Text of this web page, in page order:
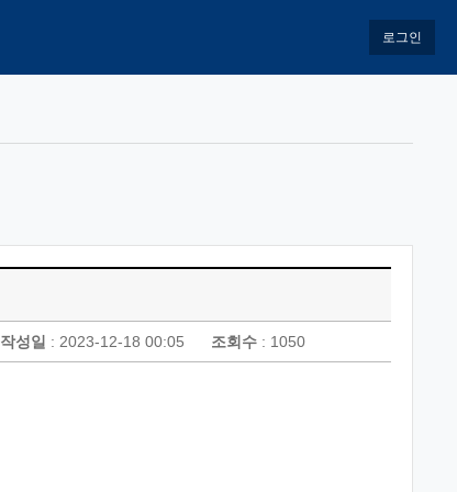
로그인
작성일 : 2023-12-18 00:05 조회수: 1050